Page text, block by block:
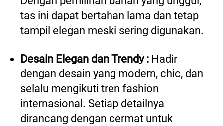
tas ini dapat bertahan lama dan tetap
tampil elegan meski sering digunakan.
Desain Elegan dan Trendy : Hadir
dengan desain yang modern, chic, dan
selalu mengikuti tren fashion
internasional. Setiap detailnya
dirancang dengan cermat untuk